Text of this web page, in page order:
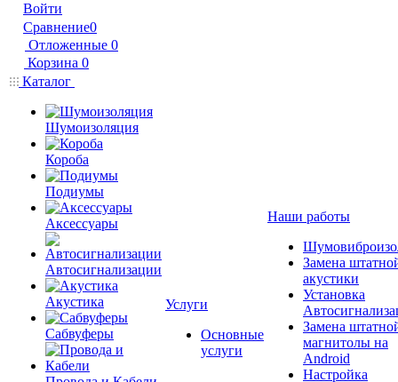
Войти
Сравнение0
Отложенные 0
Корзина 0
Каталог
Шумоизоляция
Короба
Подиумы
Аксессуары
Автосигнализации
Акустика
Сабвуферы
Услуги
Основные
услуги
Наши работы
Замена
акустики
Установка
Замена
магнитолы на
Android
Настройка